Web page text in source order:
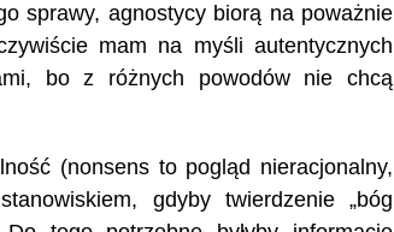
sprawy, agnostycy biorą na poważnie
mam na myśli autentycznych
bo z różnych powodów nie chcą
(nonsens to pogląd nieracjonalny,
gdyby twierdzenie „bóg